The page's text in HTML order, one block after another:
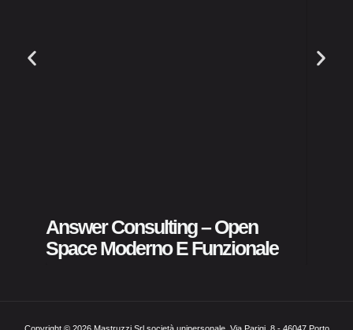
Answer Consulting – Open
Space Moderno E Funzionale